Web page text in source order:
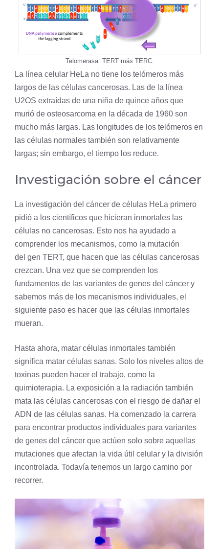
Telomerasa: TERT más TERC.
La línea celular HeLa no tiene los telómeros más
largos de las células cancerosas. Las de la línea
U2OS extraídas de una niña de quince años que
murió de osteosarcoma en la década de 1960 son
mucho más largas. Las longitudes de los telómeros en
las células normales también son relativamente
largas; sin embargo, el tiempo los reduce.
Investigación sobre el cáncer
La investigación del cáncer de células HeLa primero
pidió a los científicos que hicieran inmortales las
células no cancerosas. Esto nos ha ayudado a
comprender los mecanismos, como la mutación
del gen TERT, que hacen que las células cancerosas
crezcan. Una vez que se comprenden los
fundamentos de las variantes de genes del cáncer y
sabemos más de los mecanismos individuales, el
siguiente paso es hacer que las células inmortales
mueran.
Hasta ahora, matar células inmortales también
significa matar células sanas. Solo los niveles altos de
toxinas pueden hacer el trabajo, como la
quimioterapia. La exposición a la radiación también
mata las células cancerosas con el riesgo de dañar el
ADN de las células sanas. Ha comenzado la carrera
para encontrar productos individuales para variantes
de genes del cáncer que actúen solo sobre aquellas
mutaciones que afectan la vida útil celular y la división
incontrolada. Todavía tenemos un largo camino por
recorrer.